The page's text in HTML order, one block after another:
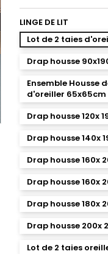
LINGE DE LIT
Lot de 2 taies
Drap housse
Ensemble Housse
d'oreiller 65x65cm
Drap housse 120x
Drap housse 140x
Drap housse 160x
Drap housse 160x
Drap housse 180x
Drap housse 200x
Lot de 2 taies